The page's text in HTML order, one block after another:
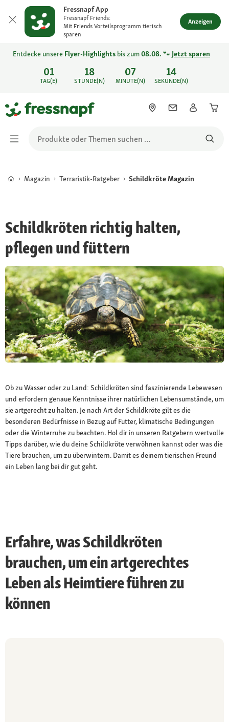
Fressnapf App
Fressnapf Friends:
Mit Friends Vorteilsprogramm tierisch
sparen
Anzeigen
01
TAG(E)
18
STUNDE(N)
07
MINUTE(N)
14
SEKUNDE(N)
Entdecke unsere Flyer-Highlights bis zum08.08. 🐾 Jetzt sparen
Magazin Terraristik-Ratgeber Schildkröte Magazin
Schildkröten richtig halten,
pflegen und füttern
Ob zu Wasser oder zu Land: Schildkröten sind faszinierende Lebewesen
und erfordern genaue Kenntnisse ihrer natürlichen Lebensumstände, um
sie artgerecht zu halten. Je nach Art der Schildkröte gilt es die
besonderen Bedürfnisse in Bezug auf Futter, klimatische Bedingungen
oder die Winterruhe zu beachten. Hol dir in unseren Ratgebern wertvolle
Tipps darüber, wie du deine Schildkröte verwöhnen kannst oder was die
Tiere brauchen, um zu überwintern. Damit es deinem tierischen Freund
ein Leben lang bei dir gut geht.
Erfahre, was Schildkröten
brauchen, um ein artgerechtes
Leben als Heimtiere führen zu
können